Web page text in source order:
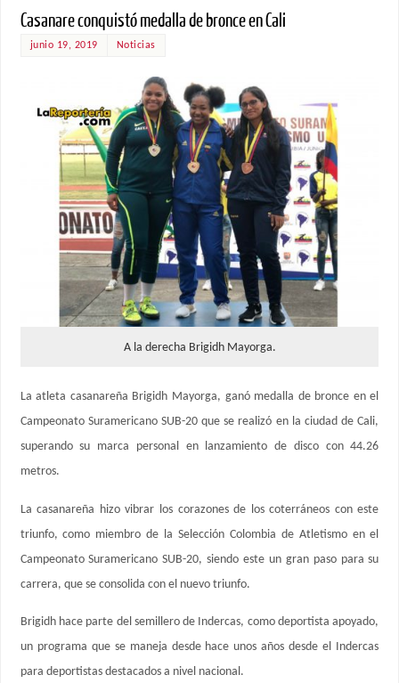
Casanare conquistó medalla de bronce en Cali
junio 19, 2019 Noticias
A la derecha Brigidh Mayorga.
La atleta casanareña Brigidh Mayorga, ganó medalla de bronce en el
Campeonato Suramericano SUB-20 que se realizó en la ciudad de Cali,
superando su marca personal en lanzamiento de disco con 44.26
metros.
La casanareña hizo vibrar los corazones de los coterráneos con este
triunfo, como miembro de la Selección Colombia de Atletismo en el
Campeonato Suramericano SUB-20, siendo este un gran paso para su
carrera, que se consolida con el nuevo triunfo.
Brigidh hace parte del semillero de Indercas, como deportista apoyado,
un programa que se maneja desde hace unos años desde el Indercas
para deportistas destacados a nivel nacional.